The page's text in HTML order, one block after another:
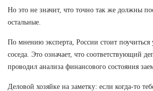
Но это не значит, что точно так же должны
остальные.
По мнению эксперта, России стоит поучиться
соседа. Это означает, что соответствующий
проводил анализа финансового состояния
Деловой хозяйке на заметку: если когда-то